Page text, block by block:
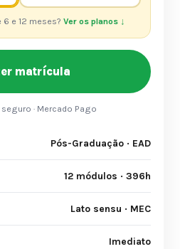
6 e 12 meses? Ver os planos ↓
matrícula
· Mercado Pago
Pós-Graduação · EAD
12 módulos · 396h
Lato sensu · MEC
Imediato